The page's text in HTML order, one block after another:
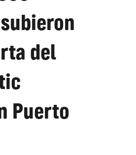
del
Puerto